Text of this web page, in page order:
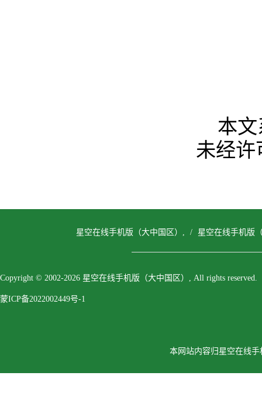
本
未经许
星空在线手机版（大中国区）, / 星空在线手机版
Copyright © 2002-2026 星空在线手机版（大中国区）, All rights reserved.
蒙ICP备2022002449号-1
本网站内容归星空在线